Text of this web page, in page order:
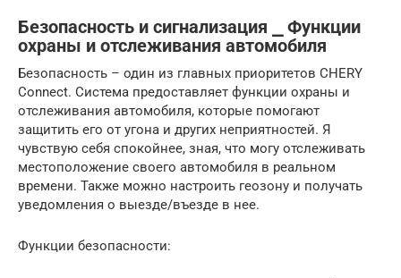
Безопасность и сигнализация ⎯ Функции
охраны и отслеживания автомобиля
Безопасность – один из главных приоритетов CHERY
Connect. Система предоставляет функции охраны и
отслеживания автомобиля, которые помогают
защитить его от угона и других неприятностей. Я
чувствую себя спокойнее, зная, что могу отслеживать
местоположение своего автомобиля в реальном
времени. Также можно настроить геозону и получать
уведомления о выезде/въезде в нее.
Функции безопасности: